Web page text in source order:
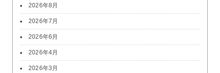
2026年8月
2026年7月
2026年6月
2026年4月
2026年3月